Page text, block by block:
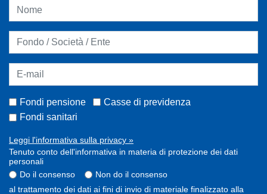
Fondi pensione
Casse di previdenza
Fondi sanitari
Leggi l'informativa sulla privacy »
Tenuto conto dell'informativa in materia di protezione dei dati
personali
Do il consenso
Non do il consenso
al trattamento dei dati ai fini di invio di materiale finalizzato alla